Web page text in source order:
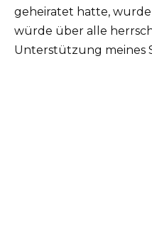
geheiratet hatte,
würde über alle
Unterstützung meines